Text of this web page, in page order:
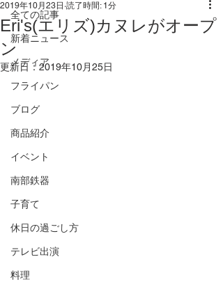
全ての記事
新着ニュース
メディア
フライパン
ブログ
商品紹介
イベント
南部鉄器
子育て
休日の過ごし方
テレビ出演
料理
Eri's(エリズ)カヌレがオープ
ン
2019年10月23日 読了時間: 1分
更新日： 2019年10月25日